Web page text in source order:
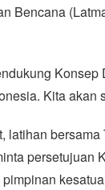
Bencana
Kita akan
latihan
persetujuan